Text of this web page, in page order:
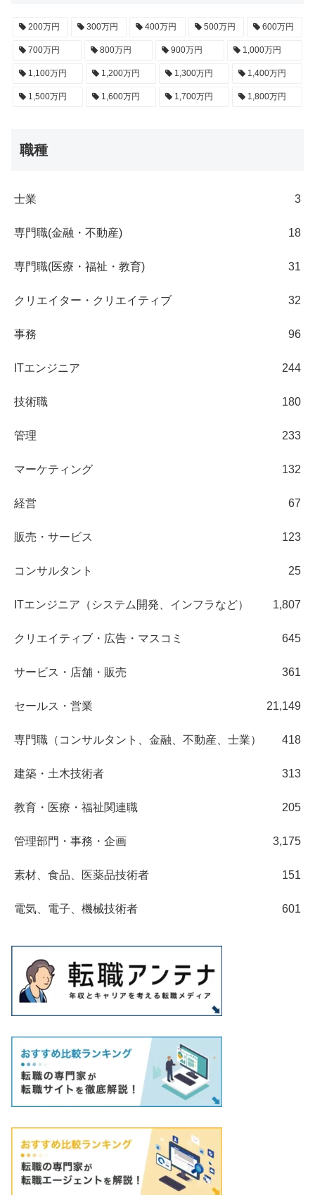
200万円 300万円 400万円 500万円 600万円
700万円 800万円 900万円 1,000万円
1,100万円 1,200万円 1,300万円 1,400万円
1,500万円 1,600万円 1,700万円 1,800万円
職種
士業 3
専門職(金融・不動産) 18
専門職(医療・福祉・教育) 31
クリエイター・クリエイティブ 32
事務 96
ITエンジニア 244
技術職 180
管理 233
マーケティング 132
経営 67
販売・サービス 123
コンサルタント 25
ITエンジニア（システム開発、インフラなど） 1,807
クリエイティブ・広告・マスコミ 645
サービス・店舗・販売 361
セールス・営業 21,149
専門職（コンサルタント、金融、不動産、士業） 418
建築・土木技術者 313
教育・医療・福祉関連職 205
管理部門・事務・企画 3,175
素材、食品、医薬品技術者 151
電気、電子、機械技術者 601